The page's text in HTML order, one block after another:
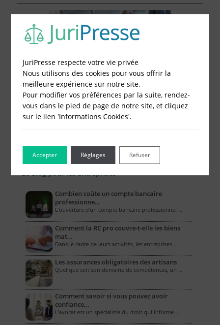
Combien coûte un compte bancaire
professionne…
L’ouverture d’un compte bancaire professionnel …
Comment la RC pro couvre-t-elle les biens
mat…
Dans le cadre de leurs activités, les entreprises …
Les assurances obligatoires des artisans
Quel que soit son domaine de compétences, un …
Comment savoir si vous pouvez avoir
confiance…
L'avocat est un spécialiste du droit qui informe …
JuriPresse respecte votre vie privée
Nous utilisons des cookies pour vous offrir la
meilleure expérience sur notre site.
Pour modifier vos préférences par la suite, rendez-
vous dans le pied de page de notre site, et cliquez
sur le lien 'Informations Cookies'.
Accepter Refuser
Réglages